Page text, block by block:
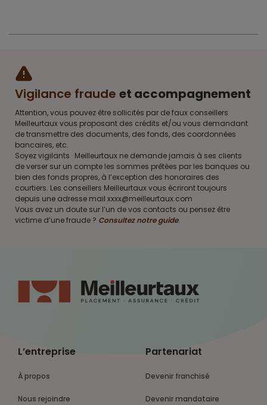
Vigilance fraude et accompagnement
Attention, vous pouvez être sollicités par de faux conseillers
Meilleurtaux vous proposant des crédits et/ou vous demandant
de transmettre des documents, des fonds, des coordonnées
bancaires, etc.
Soyez vigilants · Meilleurtaux ne demande jamais à ses clients
de verser sur un compte les sommes prêtées par les banques ou
bien des fonds propres, à l’exception des honoraires des
courtiers. Les conseillers Meilleurtaux vous écriront toujours
depuis une adresse mail xxxx@meilleurtaux.com
Vous avez un doute sur l’un de vos contacts ou pensez être
victime d’une fraude ? Consultez notre guide.
L’entreprise
À propos
Nous rejoindre
Partenariat
Devenir franchisé
Devenir mandataire